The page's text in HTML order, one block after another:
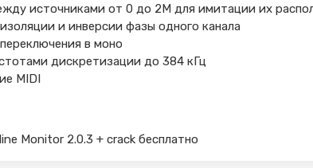
источниками от 0 до 2М для имитации их
и инверсии фазы одного канала
в моно
дискретизации до 384 кГц
MIDI
Monitor 2.0.3 + crack бесплатно